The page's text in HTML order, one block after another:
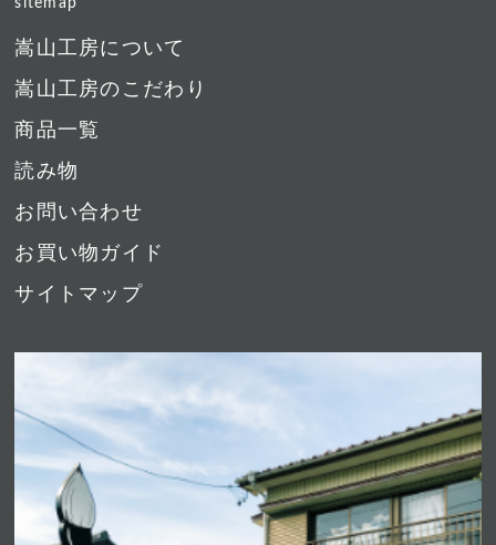
sitemap
嵩山工房について
嵩山工房のこだわり
商品一覧
読み物
お問い合わせ
お買い物ガイド
サイトマップ